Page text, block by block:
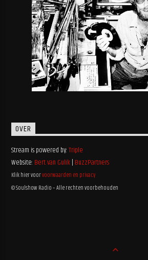
OVER
Stream is powered by:Triple
Website: Bert van Gulik| BuzzPartners
Klik hier voorvoorwaarden en privacy
© Soulshow Radio – Alle rechten voorbehouden